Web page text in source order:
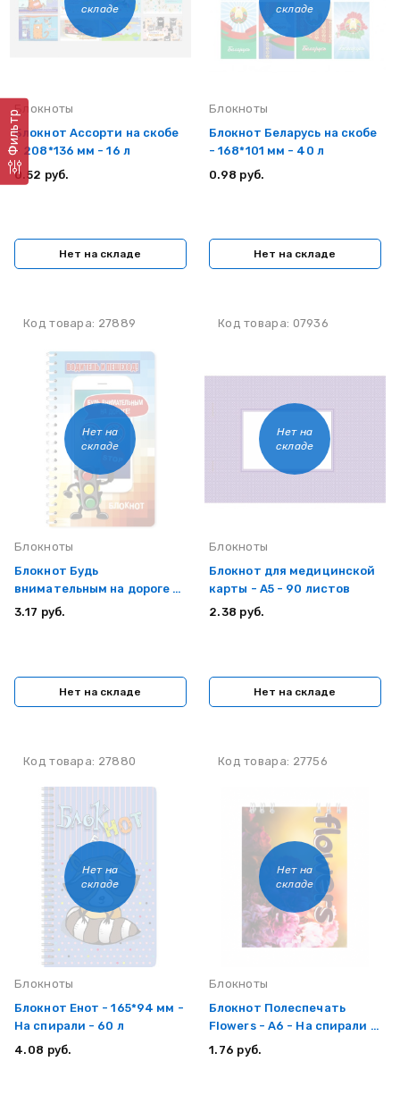
складе
Блокноты
Блокнот Ассорти на скобе
- 208*136 мм - 16 л
0.52 руб.
Нет на складе
складе
Блокноты
Блокнот Беларусь на скобе
- 168*101 мм - 40 л
0.98 руб.
Нет на складе
Код товара: 27889
Нет на
складе
Блокноты
Блокнот Будь
внимательным на дороге -
165*100 мм - На спирали -
3.17 руб.
Нет на складе
Код товара: 07936
Нет на
складе
Блокноты
Блокнот для медицинской
карты - А5 - 90 листов
2.38 руб.
Нет на складе
Код товара: 27880
Нет на
складе
Блокноты
Блокнот Енот - 165*94 мм -
На спирали - 60 л
4.08 руб.
Код товара: 27756
Нет на
складе
Блокноты
Блокнот Полеспечать
Flowers - А6 - На спирали -
60л
1.76 руб.
Фильтр